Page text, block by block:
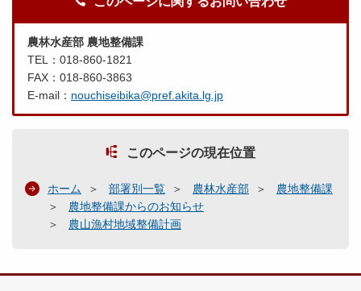
農林水産部 農地整備課
TEL：018-860-1821
FAX：018-860-3863
E-mail： nouchiseibika@pref.akita.lg.jp
このページの現在位置
ホーム 部署別一覧 農林水産部
農地整備課
農地整備課からのお知らせ
農山漁村地域整備計画